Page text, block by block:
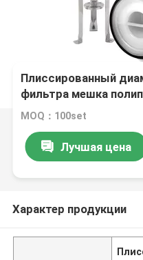
Плиссированный
фильтра мешка
большой
MOQ：100set
Лучшая цена
Характер продукции